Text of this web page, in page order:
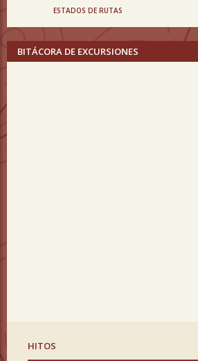
ESTADOS DE RUTAS
BITÁCORA DE EXCURSIONES
HITOS